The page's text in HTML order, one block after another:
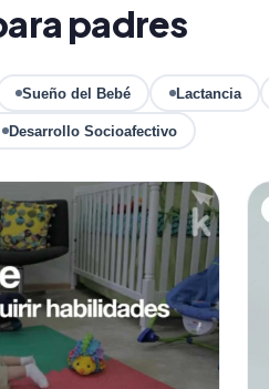
padres
Sueño del Bebé Lactancia
Desarrollo Socioafectivo